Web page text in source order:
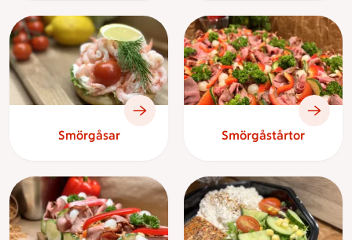
Smörgåsar Smörgåstårtor